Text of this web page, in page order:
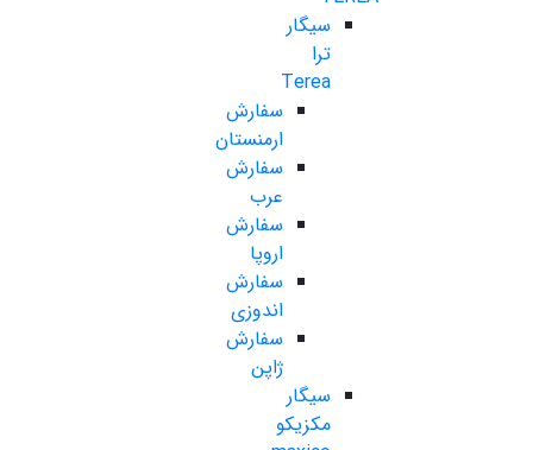
سیگار
ترا
Terea
سفارش
ارمنستان
سفارش
عرب
سفارش
اروپا
سفارش
اندوزی
سفارش
ژاپن
سیگار
مکزیکو